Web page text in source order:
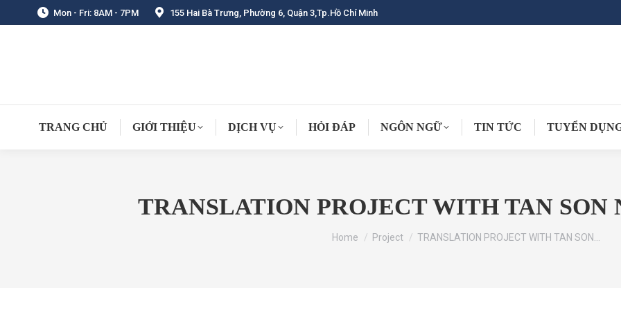
Mon - Fri: 8AM - 7PM 155 Hai Bà Trưng, Phường 6, Quận 3,Tp.Hồ Chí Minh
TRANG CHỦ GIỚI THIỆU DỊCH VỤ HỎI ĐÁP NGÔN NGỮ TIN TỨC TUYỂN
TRANSLATION PROJECT WITH TAN SON
You are here:
Home Project TRANSLATION PROJECT WITH TAN SON…